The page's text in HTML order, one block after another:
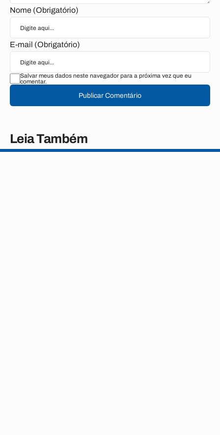
Nome (Obrigatório)
E-mail (Obrigatório)
Salvar meus dados neste navegador para a próxima vez que eu
comentar.
Publicar Comentário
Leia Também